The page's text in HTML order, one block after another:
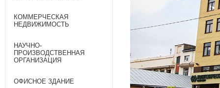
КОММЕРЧЕСКАЯ
НЕДВИЖИМОСТЬ
НАУЧНО-
ПРОИЗВОДСТВЕННАЯ
ОРГАНИЗАЦИЯ
ОФИСНОЕ ЗДАНИЕ